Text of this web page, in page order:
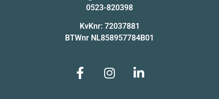
0523-820398
KvKnr: 72037881
BTWnr NL858957784B01